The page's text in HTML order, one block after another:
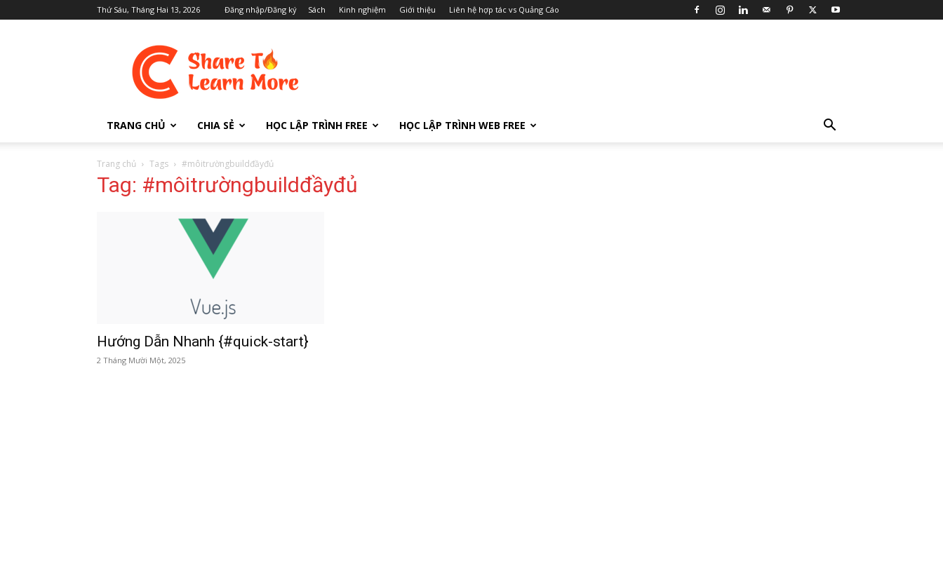
Thứ Sáu, Tháng Hai 13, 2026 Đăng nhập/Đăng ký Sách Kinh nghiệm Giới thiệu Liên hệ hợp tác vs Quảng Cáo
TRANG CHỦ CHIA SẺ HỌC LẬP TRÌNH FREE HỌC LẬP TRÌNH WEB FREE
Trang chủ Tags #môitrườngbuildđầyđủ
Tag: #môitrườngbuildđầyđủ
Hướng Dẫn Nhanh {#quick-start}
2 Tháng Mười Một, 2025